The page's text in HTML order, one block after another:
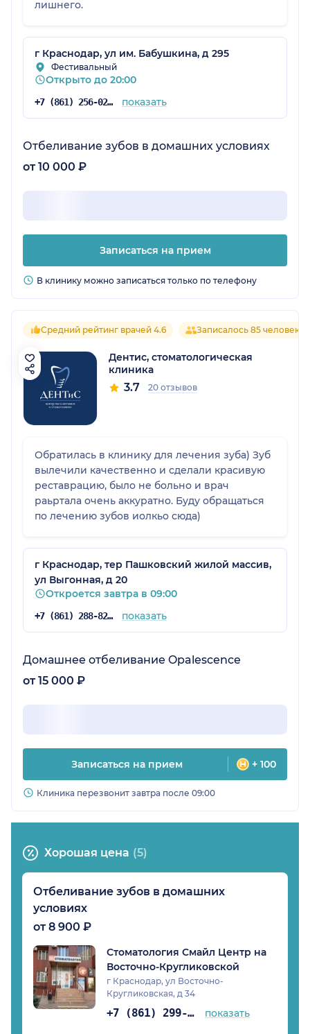
лишнего.
г Краснодар, ул им. Бабушкина, д 295
Фестивальный
Открыто до 20:00
+7 (861) 256-02-78 показать
Отбеливание зубов в домашних условиях
от 10 000 ₽
Записаться на прием
В клинику можно записаться только по телефону
Средний рейтинг врачей 4.6 Записалось 85 человек
Дентис, стоматологическая
клиника
3.7 20 отзывов
Обратилась в клинику для лечения зуба) Зуб
вылечили качественно и сделали красивую
реставрацию, было не больно и врач
раьртала очень аккуратно. Буду обращаться
по лечению зубов иолкьо сюда)
г Краснодар, тер Пашковский жилой массив,
ул Выгонная, д 20
Откроется завтра в 09:00
+7 (861) 288-82-51 показать
Домашнее отбеливание Opalescence
от 15 000 ₽
Записаться на прием + 100
Клиника перезвонит завтра после 09:00
Хорошая цена (5)
Отбеливание зубов в домашних
условиях
от 8 900 ₽
Стоматология Смайл Центр на
Восточно-Кругликовской
г Краснодар, ул Восточно-
Кругликовская, д 34
+7 (861) 299-31-45 показать